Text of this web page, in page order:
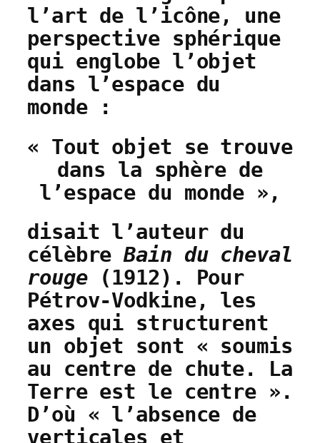
l’art de l’icône, une
perspective sphérique
qui englobe l’objet
dans l’espace du
monde :
« Tout objet se trouve
dans la sphère de
l’espace du monde »,
disait l’auteur du
célèbreBain du cheval
rouge(1912). Pour
Pétrov-Vodkine, les
axes qui structurent
un objet sont « soumis
au centre de chute. La
Terre est le centre ».
D’où « l’absence de
verticales et